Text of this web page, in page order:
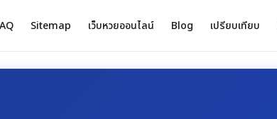
Sitemap เว็บหวยออนไลน์ Blog เปรียบเทียบ